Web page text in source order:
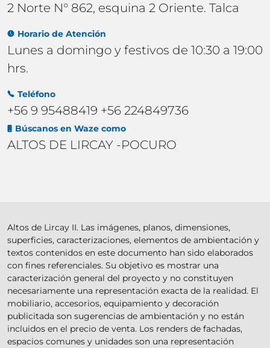
2 Norte N° 862, esquina 2 Oriente. Talca
Horario de Atención
Lunes a domingo y festivos de 10:30 a 19:00
hrs.
Teléfono
+56 9 95488419 +56 224849736
Búscanos en Waze como
ALTOS DE LIRCAY -POCURO
Altos de Lircay II. Las imágenes, planos, dimensiones,
superficies, caracterizaciones, elementos de ambientación y
textos contenidos en este documento han sido elaborados
con fines referenciales. Su objetivo es mostrar una
caracterización general del proyecto y no constituyen
necesariamente una representación exacta de la realidad. El
mobiliario, accesorios, equipamiento y decoración
publicitada son sugerencias de ambientación y no están
incluidos en el precio de venta. Los renders de fachadas,
espacios comunes y unidades son una representación